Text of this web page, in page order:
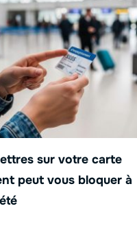
sur votre carte
peut vous bloquer à